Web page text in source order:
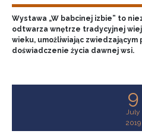
Wystawa „W babcinej izbie” to
odtwarza wnętrze tradycyjnej
wieku, umożliwiając zwiedzającym
doświadczenie życia dawnej wsi.
9
July
2019